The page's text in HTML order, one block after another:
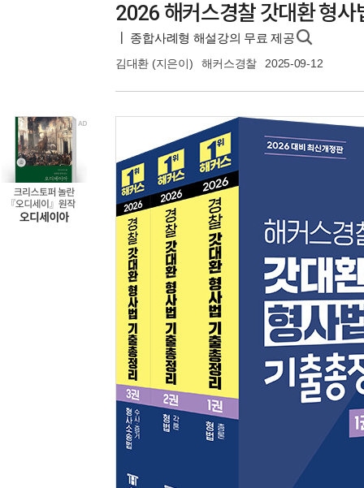
2026 해커스경찰 갓대환 형
┃ 종합사례형 해설강의 무료 제공
김대환 (지은이) 해커스경찰 2025-09-12